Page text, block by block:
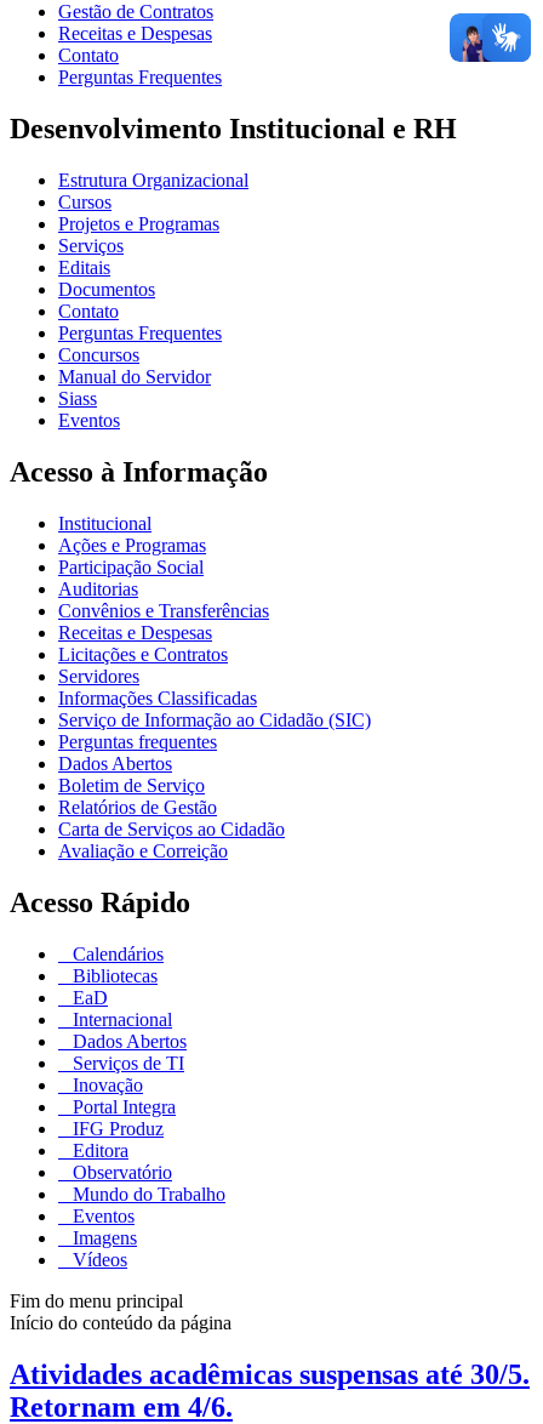
Gestão de Contratos
Receitas e Despesas
Contato
Perguntas Frequentes
Desenvolvimento Institucional e RH
Estrutura Organizacional
Cursos
Projetos e Programas
Serviços
Editais
Documentos
Contato
Perguntas Frequentes
Concursos
Manual do Servidor
Siass
Eventos
Acesso à Informação
Institucional
Ações e Programas
Participação Social
Auditorias
Convênios e Transferências
Receitas e Despesas
Licitações e Contratos
Servidores
Informações Classificadas
Serviço de Informação ao Cidadão (SIC)
Perguntas frequentes
Dados Abertos
Boletim de Serviço
Relatórios de Gestão
Carta de Serviços ao Cidadão
Avaliação e Correição
Acesso Rápido
Calendários
Bibliotecas
EaD
Internacional
Dados Abertos
Serviços de TI
Inovação
Portal Integra
IFG Produz
Editora
Observatório
Mundo do Trabalho
Eventos
Imagens
Vídeos
Fim do menu principal
Início do conteúdo da página
Atividades acadêmicas suspensas até 30/5.
Retornam em 4/6.